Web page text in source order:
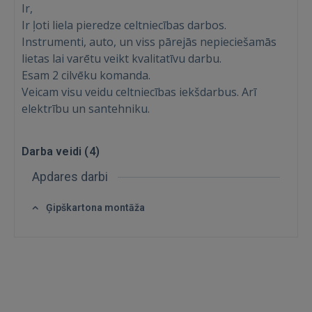
Ir,
Ir ļoti liela pieredze celtniecības darbos.
Instrumenti, auto, un viss pārejās nepieciešamās
lietas lai varētu veikt kvalitatīvu darbu.
Esam 2 cilvēku komanda.
Veicam visu veidu celtniecības iekšdarbus. Arī
elektrību un santehniku.
Darba veidi (4)
Apdares darbi
Ģipškartona montāža